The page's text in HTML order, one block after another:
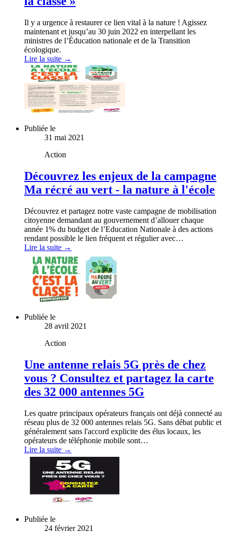
Il y a urgence à restaurer ce lien vital à la nature ! Agissez
maintenant et jusqu’au 30 juin 2022 en interpellant les
ministres de l’Éducation nationale et de la Transition
écologique.
Lire la suite →
Publiée le
31 mai 2021
Action
Découvrez les enjeux de la campagne
Ma récré au vert - la nature à l'école
Découvrez et partagez notre vaste campagne de mobilisation
citoyenne demandant au gouvernement d’allouer chaque
année 1% du budget de l’Education Nationale à des actions
rendant possible le lien fréquent et régulier avec…
Lire la suite →
Publiée le
28 avril 2021
Action
Une antenne relais 5G près de chez
vous ? Consultez et partagez la carte
des 32 000 antennes 5G
Les quatre principaux opérateurs français ont déjà connecté au
réseau plus de 32 000 antennes relais 5G. Sans débat public et
généralement sans l'accord explicite des élus locaux, les
opérateurs de téléphonie mobile sont…
Lire la suite →
Publiée le
24 février 2021